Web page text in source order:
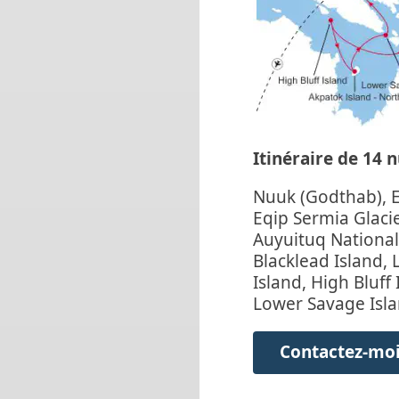
Itinéraire de 14
Nuuk (Godthab),
Eqip Sermia
Auyuituq
Blacklead Island,
Island, High Bluff
Lower Savage
Contactez-